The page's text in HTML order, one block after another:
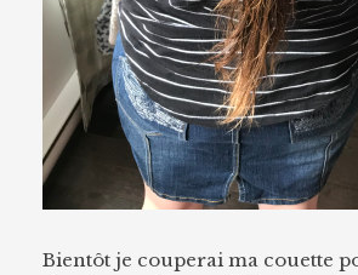
Bientôt je couperai ma couette